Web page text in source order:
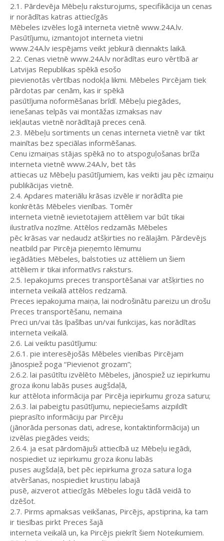
2.1. Pārdevēja Mēbeļu raksturojums, specifikācija un cenas
ir norādītas katras attiecīgās
Mēbeles izvēles logā interneta vietnē www.24A.lv.
Pasūtījumu, izmantojot interneta vietni
www.24A.lv iespējams veikt jebkurā diennakts laikā.
2.2. Cenas vietnē www.24A.lv norādītas euro vērtībā ar
Latvijas Republikas spēkā esošo
pievienotās vērtības nodokļa likmi. Mēbeles Pircējam tiek
pārdotas par cenām, kas ir spēkā
pasūtījuma noformēšanas brīdī. Mēbeļu piegādes,
ienešanas telpās vai montāžas izmaksas nav
iekļautas vietnē norādītajā preces cenā.
2.3. Mēbeļu sortiments un cenas interneta vietnē var tikt
mainītas bez speciālas informēšanas.
Cenu izmaiņas stājas spēkā no to atspoguļošanas brīža
interneta vietnē www.24A.lv, bet tās
attiecas uz Mēbeļu pasūtījumiem, kas veikti jau pēc izmaiņu
publikācijas vietnē.
2.4. Apdares materiālu krāsas izvēle ir norādīta pie
konkrētās Mēbeles vienības. Tomēr
interneta vietnē ievietotajiem attēliem var būt tikai
ilustratīva nozīme. Attēlos redzamās Mēbeles
pēc krāsas var nedaudz atšķirties no reālajām. Pārdevējs
neatbild par Pircēja pieņemto lēmumu
iegādāties Mēbeles, balstoties uz attēliem un šiem
attēliem ir tikai informatīvs raksturs.
2.5. Iepakojums preces transportēšanai var atšķirties no
interneta veikalā attēlos redzamā.
Preces iepakojuma maiņa, lai nodrošinātu pareizu un drošu
Preces transportēšanu, nemaina
Preci un/vai tās īpašības un/vai funkcijas, kas norādītas
interneta veikalā.
2.6. Lai veiktu pasūtījumu:
2.6.1. pie interesējošās Mēbeles vienības Pircējam
jānospiež poga “Pievienot grozam”;
2.6.2. lai pasūtītu izvēlēto Mēbeles, jānospiež uz iepirkumu
groza ikonu labās puses augšdaļā,
kur attēlota informācija par Pircēja iepirkumu groza saturu;
2.6.3. lai pabeigtu pasūtījumu, nepieciešams aizpildīt
pieprasīto informāciju par Pircēju
(jānorāda personas dati, adrese, kontaktinformācija) un
izvēlas piegādes veids;
2.6.4. ja esat pārdomājuši attiecībā uz Mēbeļu iegādi,
nospiediet uz iepirkumu groza ikonu labās
puses augšdaļā, bet pēc iepirkuma groza satura loga
atvēršanas, nospiediet krustiņu labajā
pusē, aizverot attiecīgās Mēbeles logu tādā veidā to
dzēšot.
2.7. Pirms apmaksas veikšanas, Pircējs, apstiprina, ka tam
ir tiesības pirkt Preces šajā
interneta veikalā un, ka Pircējs piekrīt šiem Noteikumiem.